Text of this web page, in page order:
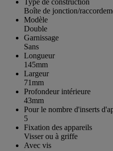
Type de construction
Boîte de jonction/
Modèle
Double
Garnissage
Sans
Longueur
145mm
Largeur
71mm
Profondeur intérieure
43mm
Pour le nombre d'inserts
5
Fixation des appareils
Visser ou à griffe
Avec vis